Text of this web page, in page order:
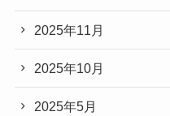
2025年11月
2025年10月
2025年5月